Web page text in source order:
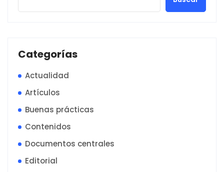
Categorías
Actualidad
Artículos
Buenas prácticas
Contenidos
Documentos centrales
Editorial